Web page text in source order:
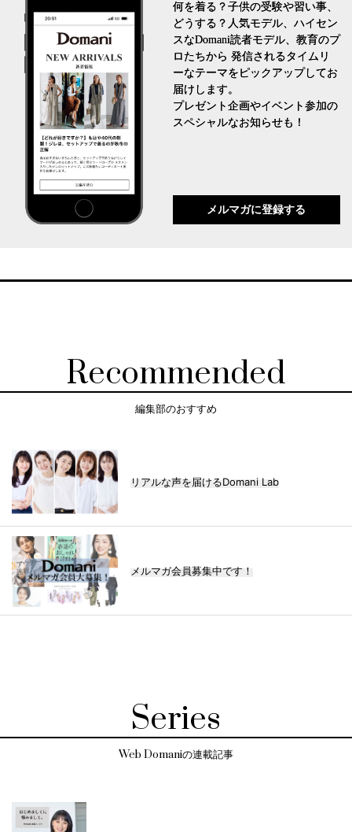
何を着る？子供の受験や習い事、
どうする？人気モデル、ハイセン
スなDomani読者モデル、教育のプ
ロたちから 発信されるタイムリ
ーなテーマをピックアップしてお
届けします。
プレゼント企画やイベント参加の
スペシャルなお知らせも！
メルマガに登録する
Recommended
編集部のおすすめ
リアルな声を届けるDomani Lab
メルマガ会員募集中です！
Series
Web Domaniの連載記事